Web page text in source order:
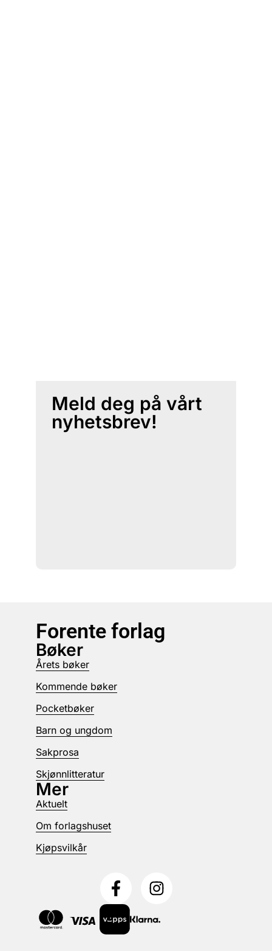
Meld deg på vårt
nyhetsbrev!
Forente forlag
Bøker
Årets bøker
Kommende bøker
Pocketbøker
Barn og ungdom
Sakprosa
Skjønnlitteratur
Mer
Aktuelt
Om forlagshuset
Kjøpsvilkår